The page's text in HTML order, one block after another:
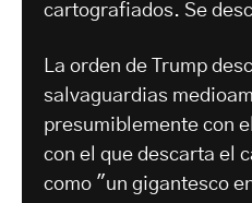
cartografiados. Se
La orden de Trump
salvaguardias
presumiblemente con
con el que descarta el
como "un gigantesco